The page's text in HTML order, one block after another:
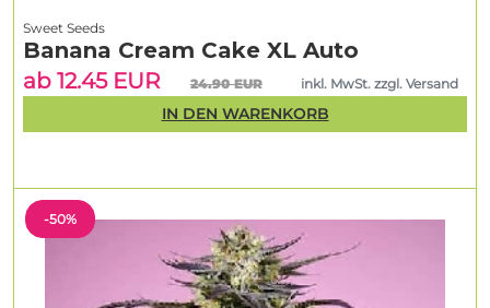
-50%
Sweet Seeds
Banana Cream Cake XL Auto
ab 12.45 EUR
24.90 EUR inkl. MwSt. zzgl. Versand
IN DEN WARENKORB